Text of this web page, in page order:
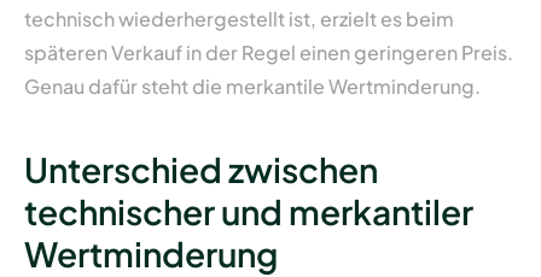
technisch wiederhergestellt ist, erzielt es beim
späteren Verkauf in der Regel einen geringeren Preis.
Genau dafür steht die merkantile Wertminderung.
Unterschied zwischen
technischer und merkantiler
Wertminderung